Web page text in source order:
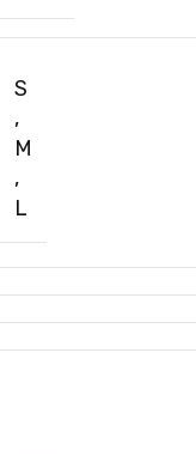
S
,
M
,
L